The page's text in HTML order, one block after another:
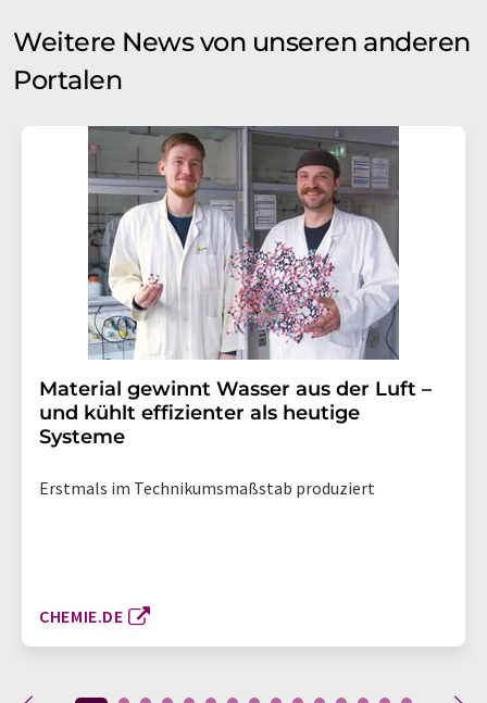
Weitere News von unseren anderen
Portalen
Material gewinnt Wasser aus der Luft –
und kühlt effizienter als heutige
Systeme
Erstmals im Technikumsmaßstab produziert
CHEMIE.DE